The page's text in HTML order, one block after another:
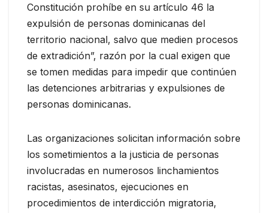
Constitución prohíbe en su artículo 46 la
expulsión de personas dominicanas del
territorio nacional, salvo que medien procesos
de extradición”, razón por la cual exigen que
se tomen medidas para impedir que continúen
las detenciones arbitrarias y expulsiones de
personas dominicanas.
Las organizaciones solicitan información sobre
los sometimientos a la justicia de personas
involucradas en numerosos linchamientos
racistas, asesinatos, ejecuciones en
procedimientos de interdicción migratoria,